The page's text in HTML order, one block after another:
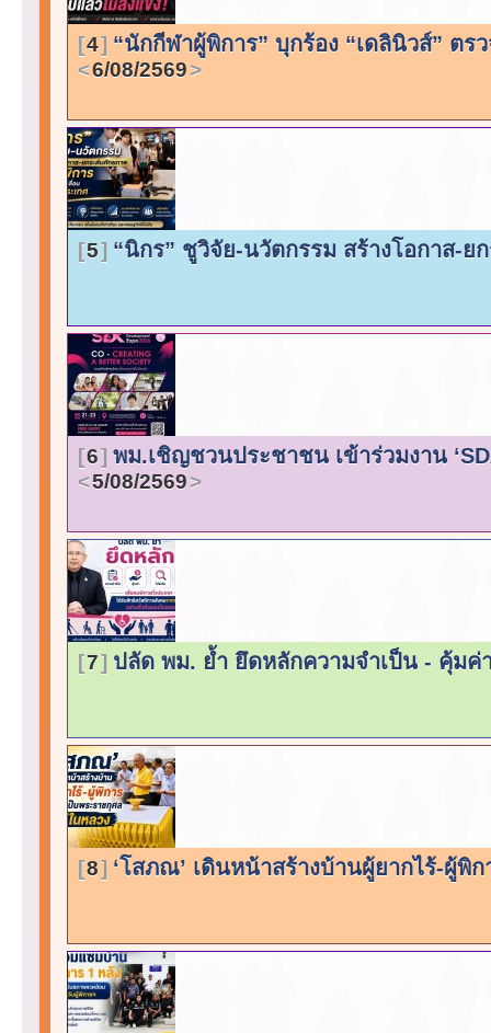
4 “นักกีฬาผู้พิการ” บุกร้อง “เดลินิวส์” ต
6/08/2569
5 “นิกร” ชูวิจัย-นวัตกรรม สร้างโอกาส-
6 พม.เชิญชวนประชาชน เข้าร่วมงาน
5/08/2569
7 ปลัด พม. ย้ำ ยึดหลักความจำเป็น - คุ้มค่
8 ‘โสภณ’ เดินหน้าสร้างบ้านผู้ยากไร้-ผู้พิ